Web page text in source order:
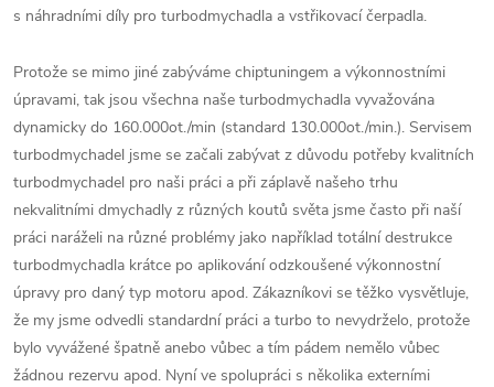
s náhradními díly pro turbodmychadla a vstřikovací čerpadla.
Protože se mimo jiné zabýváme chiptuningem a výkonnostními
úpravami, tak jsou všechna naše turbodmychadla vyvažována
dynamicky do 160.000ot./min (standard 130.000ot./min.). Servisem
turbodmychadel jsme se začali zabývat z důvodu potřeby kvalitních
turbodmychadel pro naši práci a při záplavě našeho trhu
nekvalitními dmychadly z různých koutů světa jsme často při naší
práci naráželi na různé problémy jako například totální destrukce
turbodmychadla krátce po aplikování odzkoušené výkonnostní
úpravy pro daný typ motoru apod. Zákazníkovi se těžko vysvětluje,
že my jsme odvedli standardní práci a turbo to nevydrželo, protože
bylo vyvážené špatně anebo vůbec a tím pádem nemělo vůbec
žádnou rezervu apod. Nyní ve spolupráci s několika externími